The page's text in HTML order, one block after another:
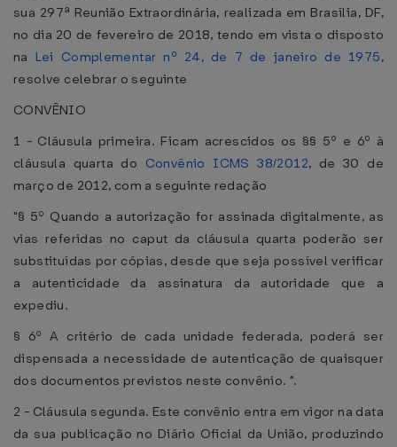
sua 297ª Reunião Extraordinária, realizada em Brasília, DF,
no dia 20 de fevereiro de 2018, tendo em vista o disposto
na Lei Complementar nº 24, de 7 de janeiro de 1975,
resolve celebrar o seguinte
CONVÊNIO
1 - Cláusula primeira. Ficam acrescidos os §§ 5º e 6º à
cláusula quarta do Convênio ICMS 38/2012, de 30 de
março de 2012, com a seguinte redação
"§ 5º Quando a autorização for assinada digitalmente, as
vias referidas no caput da cláusula quarta poderão ser
substituídas por cópias, desde que seja possível verificar
a autenticidade da assinatura da autoridade que a
expediu.
§ 6º A critério de cada unidade federada, poderá ser
dispensada a necessidade de autenticação de quaisquer
dos documentos previstos neste convênio. ".
2 - Cláusula segunda. Este convênio entra em vigor na data
da sua publicação no Diário Oficial da União, produzindo